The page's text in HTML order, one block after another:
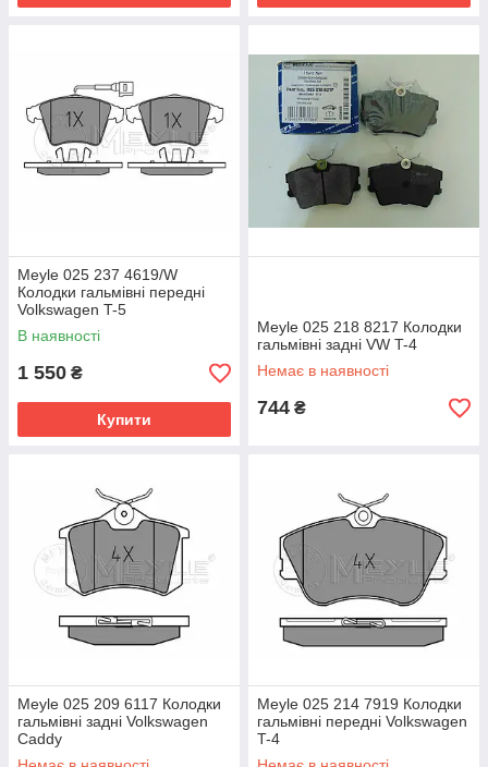
Meyle 025 237 4619/W
Колодки гальмівні передні
Volkswagen T-5
В наявності
1 550 ₴
Купити
Meyle 025 218 8217 Колодки
гальмівні задні VW T-4
Немає в наявності
744 ₴
Meyle 025 209 6117 Колодки
гальмівні задні Volkswagen
Caddy
Meyle 025 214 7919 Колодки
гальмівні передні Volkswagen
T-4